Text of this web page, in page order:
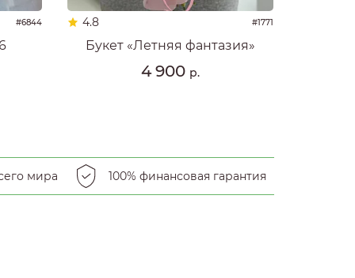
#6844 4.8 #1771
Букет «Летняя фантазия»
4 900 р.
мира 100% финансовая гарантия